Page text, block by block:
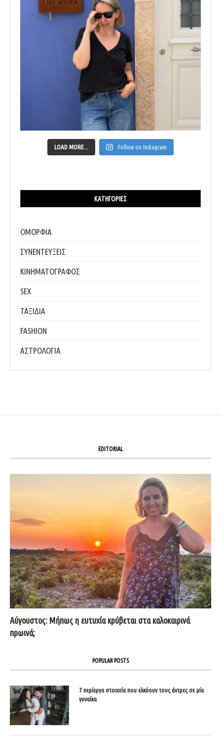
LOAD MORE... Follow on Instagram
ΚΑΤΗΓΟΡΊΕΣ
ΟΜΟΡΦΙΑ
ΣΥΝΕΝΤΕΥΞΕΙΣ
ΚΙΝΗΜΑΤΟΓΡΑΦΟΣ
SEX
ΤΑΞΙΔΙΑ
FASHION
ΑΣΤΡΟΛΟΓΙΑ
EDITORIAL
Αύγουστος: Μήπως η ευτυχία κρύβεται στα καλοκαιρινά
πρωινά;
POPULAR POSTS
7 περίεργα στοιχεία που ελκύουν τους άντρες σε μία
γυναίκα